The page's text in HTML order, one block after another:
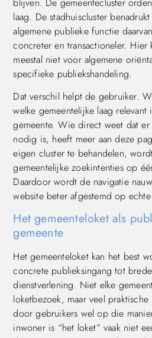
laag. De stadhuiscluster
algemene publieke functie
concreter en transactioneler.
meestal niet voor algemene
specifieke publiekshandeling.
Dat verschil helpt de gebruiker.
welke gemeentelijke laag
gemeente. Wie direct weet dat er
nodig is, heeft meer aan deze
eigen cluster te behandelen,
gemeentelijke zoekintenties op
Daardoor wordt de navigatie
website beter afgestemd op
Het gemeenteloket als
gemeente
Het gemeenteloket kan het best
concrete publieksingang tot
dienstverlening. Niet elke
loketbezoek, maar veel
door gebruikers wel op die
inwoner is “het loket” vaak niet